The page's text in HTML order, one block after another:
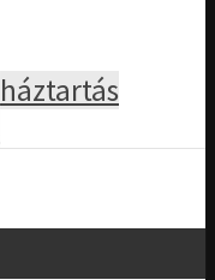
háztartás